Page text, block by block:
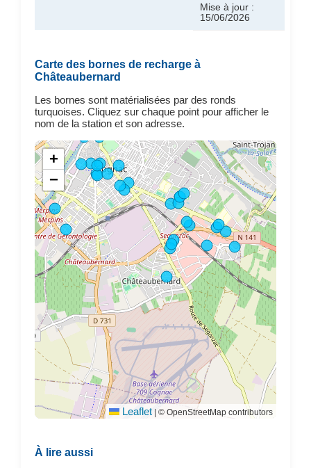
Mise à jour :
15/06/2026
Carte des bornes de recharge à
Châteaubernard
Les bornes sont matérialisées par des ronds
turquoises. Cliquez sur chaque point pour afficher le
nom de la station et son adresse.
+
−
Leaflet | © OpenStreetMap contributors
À lire aussi